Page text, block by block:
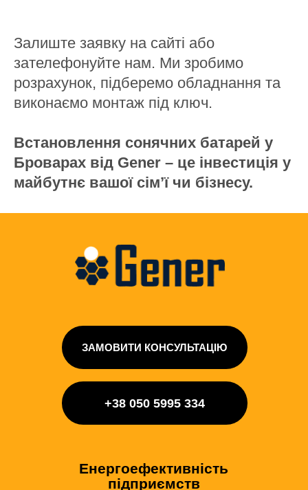
Залиште заявку на сайті або
зателефонуйте нам. Ми зробимо
розрахунок, підберемо обладнання та
виконаємо монтаж під ключ.
Встановлення сонячних батарей у
Броварах від Gener – це інвестиція у
майбутнє вашої сім’ї чи бізнесу.